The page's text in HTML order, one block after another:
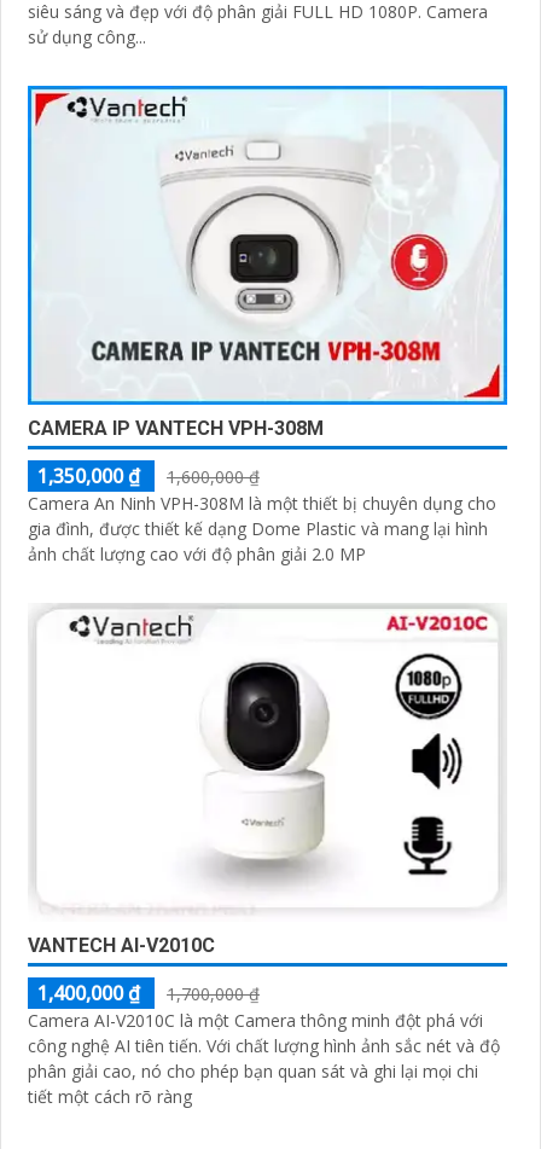
siêu sáng và đẹp với độ phân giải FULL HD 1080P. Camera
sử dụng công...
CAMERA IP VANTECH VPH-308M
1,350,000 ₫
1,600,000 ₫
Camera An Ninh VPH-308M là một thiết bị chuyên dụng cho
gia đình, được thiết kế dạng Dome Plastic và mang lại hình
ảnh chất lượng cao với độ phân giải 2.0 MP
VANTECH AI-V2010C
1,400,000 ₫
1,700,000 ₫
Camera AI-V2010C là một Camera thông minh đột phá với
công nghệ AI tiên tiến. Với chất lượng hình ảnh sắc nét và độ
phân giải cao, nó cho phép bạn quan sát và ghi lại mọi chi
tiết một cách rõ ràng